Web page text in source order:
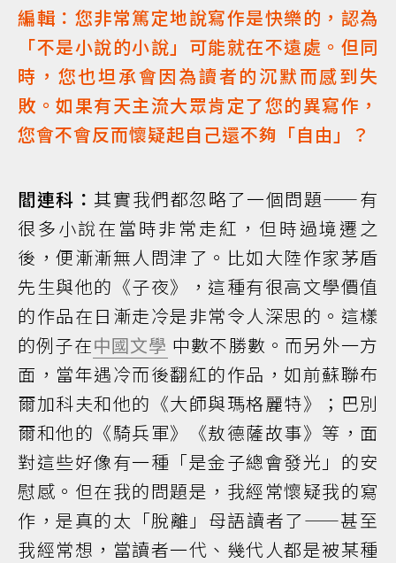
編輯：您非常篤定地說寫作是快樂的，認為
「不是小說的小說」可能就在不遠處。但同
時，您也坦承會因為讀者的沉默而感到失
敗。如果有天主流大眾肯定了您的異寫作，
您會不會反而懷疑起自己還不夠「自由」？
閻連科： 其實我們都忽略了一個問題——有
很多小說在當時非常走紅，但時過境遷之
後，便漸漸無人問津了。比如大陸作家茅盾
先生與他的《子夜》，這種有很高文學價值
的作品在日漸走冷是非常令人深思的。這樣
的例子在中國文學 中數不勝數。而另外一方
面，當年遇冷而後翻紅的作品，如前蘇聯布
爾加科夫和他的《大師與瑪格麗特》；巴別
爾和他的《騎兵軍》《敖德薩故事》等，面
對這些好像有一種「是金子總會發光」的安
慰感。但在我的問題是，我經常懷疑我的寫
作，是真的太「脫離」母語讀者了——甚至
我經常想，當讀者一代、幾代人都是被某種